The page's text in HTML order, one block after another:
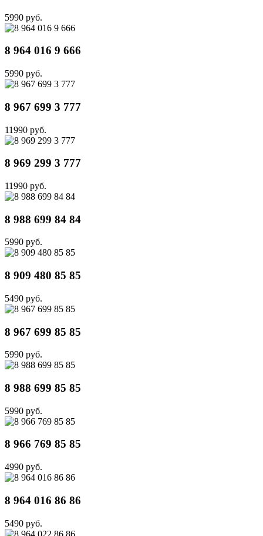
5990 руб.
8 964 016 9 666
5990 руб.
8 967 699 3 777
11990 руб.
8 969 299 3 777
11990 руб.
8 988 699 84 84
5990 руб.
8 909 480 85 85
5490 руб.
8 967 699 85 85
5990 руб.
8 988 699 85 85
5990 руб.
8 966 769 85 85
4990 руб.
8 964 016 86 86
5490 руб.